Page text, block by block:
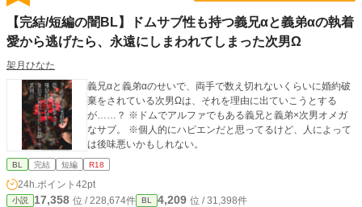
【完結/短編の闇BL】ドムサブ性も持つ義兄αと義弟αの執着
愛から逃げたら、永遠にしまわれてしまった次男Ω
架月ひなた
義兄αと義弟αのせいで、両手で数え切れないくらいに婚約破
棄をされている次男Ωは、それを理由に出ていこうとする
が……？ ※ドムでアルファでもある義兄と義弟×次男オメガ
なサブ。 ※個人的にハピエンだと思ってるけど、人によって
は後味悪いかもしれない。
BL 完結 短編 R18
24h.ポイント 42pt
小説 17,358 位 / 228,674件 BL 4,209 位 / 31,398件